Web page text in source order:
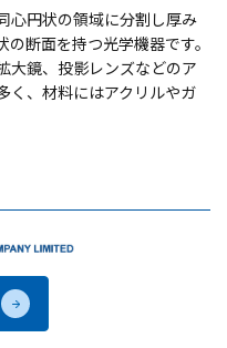
心円状の領域に分割し厚み
断面を持つ光学機器です。
大鏡、投影レンズなどのア
く、材料にはアクリルやガ